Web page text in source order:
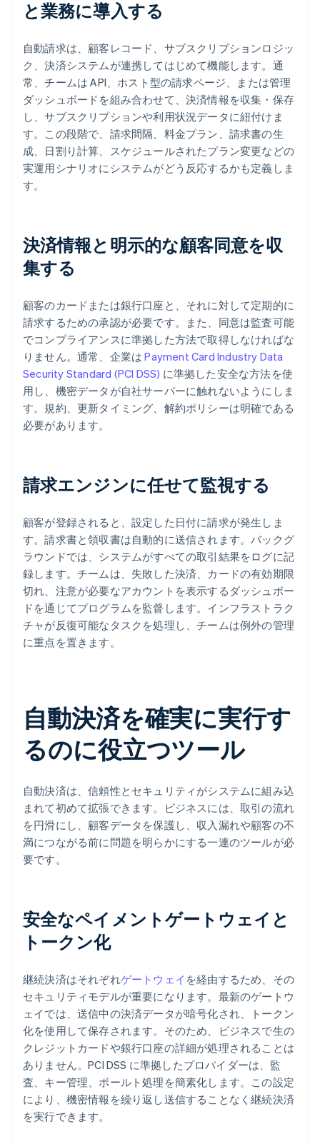
と業務に導入する
自動請求は、顧客レコード、サブスクリプションロジッ
ク、決済システムが連携してはじめて機能します。通
常、チームは API、ホスト型の請求ページ、または管理
ダッシュボードを組み合わせて、決済情報を収集・保存
し、サブスクリプションや利用状況データに紐付けま
す。この段階で、請求間隔、料金プラン、請求書の生
成、日割り計算、スケジュールされたプラン変更などの
実運用シナリオにシステムがどう反応するかも定義しま
す。
決済情報と明示的な顧客同意を収
集する
顧客のカードまたは銀行口座と、それに対して定期的に
請求するための承認が必要です。また、同意は監査可能
でコンプライアンスに準拠した方法で取得しなければな
りません。通常、企業はPayment Card Industry Data
Security Standard (PCI DSS) に準拠した安全な方法を使
用し、機密データが自社サーバーに触れないようにしま
す。規約、更新タイミング、解約ポリシーは明確である
必要があります。
請求エンジンに任せて監視する
顧客が登録されると、設定した日付に請求が発生しま
す。請求書と領収書は自動的に送信されます。バックグ
ラウンドでは、システムがすべての取引結果をログに記
録します。チームは、失敗した決済、カードの有効期限
切れ、注意が必要なアカウントを表示するダッシュボー
ドを通じてプログラムを監督します。インフラストラク
チャが反復可能なタスクを処理し、チームは例外の管理
に重点を置きます。
自動決済を確実に実行す
るのに役立つツール
自動決済は、信頼性とセキュリティがシステムに組み込
まれて初めて拡張できます。ビジネスには、取引の流れ
を円滑にし、顧客データを保護し、収入漏れや顧客の不
満につながる前に問題を明らかにする一連のツールが必
要です。
安全なペイメントゲートウェイと
トークン化
継続決済はそれぞれゲートウェイ を経由するため、その
セキュリティモデルが重要になります。最新のゲートウ
ェイでは、送信中の決済データが暗号化され、トークン
化を使用して保存されます。そのため、ビジネスで生の
クレジットカードや銀行口座の詳細が処理されることは
ありません。PCI DSS に準拠したプロバイダーは、監
査、キー管理、ボールト処理を簡素化します。この設定
により、機密情報を繰り返し送信することなく継続決済
を実行できます。